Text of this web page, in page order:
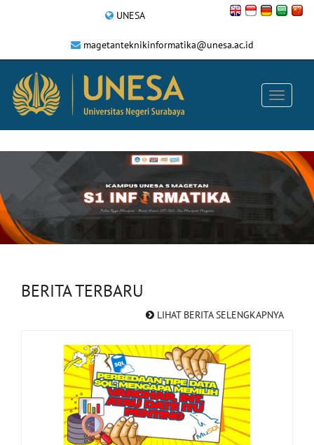
UNESA
magetanteknikinformatika@unesa.ac.id
BERITA TERBARU
LIHAT BERITA SELENGKAPNYA